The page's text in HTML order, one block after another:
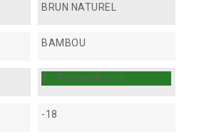
BRUN NATUREL
BAMBOU
A - En savoir plus...
-18